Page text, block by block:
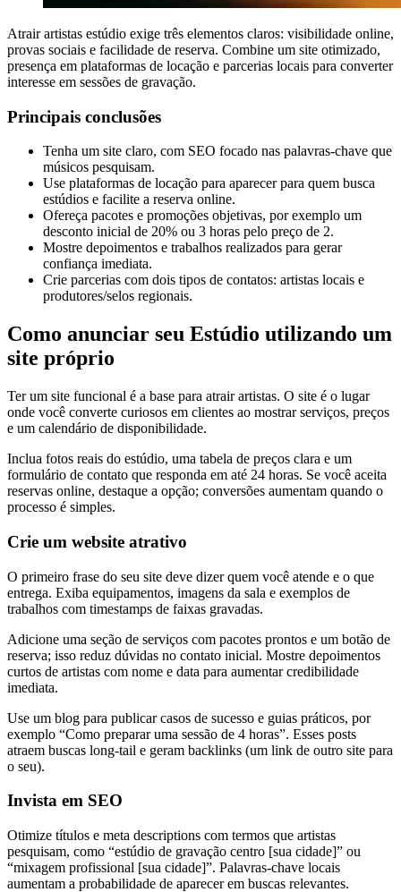
Atrair artistas estúdio exige três elementos claros: visibilidade online,
provas sociais e facilidade de reserva. Combine um site otimizado,
presença em plataformas de locação e parcerias locais para converter
interesse em sessões de gravação.
Principais conclusões
Tenha um site claro, com SEO focado nas palavras-chave que
músicos pesquisam.
Use plataformas de locação para aparecer para quem busca
estúdios e facilite a reserva online.
Ofereça pacotes e promoções objetivas, por exemplo um
desconto inicial de 20% ou 3 horas pelo preço de 2.
Mostre depoimentos e trabalhos realizados para gerar
confiança imediata.
Crie parcerias com dois tipos de contatos: artistas locais e
produtores/selos regionais.
Como anunciar seu Estúdio utilizando um
site próprio
Ter um site funcional é a base para atrair artistas. O site é o lugar
onde você converte curiosos em clientes ao mostrar serviços, preços
e um calendário de disponibilidade.
Inclua fotos reais do estúdio, uma tabela de preços clara e um
formulário de contato que responda em até 24 horas. Se você aceita
reservas online, destaque a opção; conversões aumentam quando o
processo é simples.
Crie um website atrativo
O primeiro frase do seu site deve dizer quem você atende e o que
entrega. Exiba equipamentos, imagens da sala e exemplos de
trabalhos com timestamps de faixas gravadas.
Adicione uma seção de serviços com pacotes prontos e um botão de
reserva; isso reduz dúvidas no contato inicial. Mostre depoimentos
curtos de artistas com nome e data para aumentar credibilidade
imediata.
Use um blog para publicar casos de sucesso e guias práticos, por
exemplo “Como preparar uma sessão de 4 horas”. Esses posts
atraem buscas long-tail e geram backlinks (um link de outro site para
o seu).
Invista em SEO
Otimize títulos e meta descriptions com termos que artistas
pesquisam, como “estúdio de gravação centro [sua cidade]” ou
“mixagem profissional [sua cidade]”. Palavras-chave locais
aumentam a probabilidade de aparecer em buscas relevantes.